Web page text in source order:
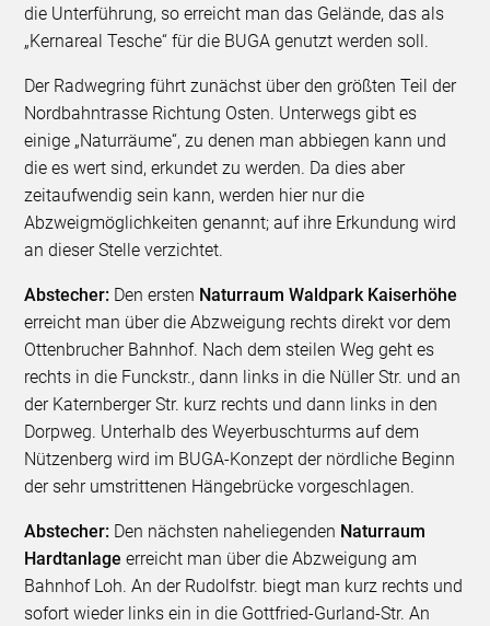
die Unterführung, so erreicht man das Gelände, das als
„Kernareal Tesche“ für die BUGA genutzt werden soll.
Der Radwegring führt zunächst über den größten Teil der
Nordbahntrasse Richtung Osten. Unterwegs gibt es
einige „Naturräume“, zu denen man abbiegen kann und
die es wert sind, erkundet zu werden. Da dies aber
zeitaufwendig sein kann, werden hier nur die
Abzweigmöglichkeiten genannt; auf ihre Erkundung wird
an dieser Stelle verzichtet.
Abstecher: Den ersten Naturraum Waldpark Kaiserhöhe
erreicht man über die Abzweigung rechts direkt vor dem
Ottenbrucher Bahnhof. Nach dem steilen Weg geht es
rechts in die Funckstr., dann links in die Nüller Str. und an
der Katernberger Str. kurz rechts und dann links in den
Dorpweg. Unterhalb des Weyerbuschturms auf dem
Nützenberg wird im BUGA-Konzept der nördliche Beginn
der sehr umstrittenen Hängebrücke vorgeschlagen.
Abstecher: Den nächsten naheliegenden Naturraum
Hardtanlage erreicht man über die Abzweigung am
Bahnhof Loh. An der Rudolfstr. biegt man kurz rechts und
sofort wieder links ein in die Gottfried-Gurland-Str. An